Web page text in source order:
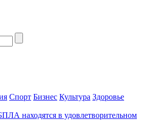
Спорт Бизнес Культура Здоровье
находятся в удовлетворительном